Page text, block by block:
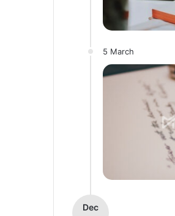
5 March
Dec